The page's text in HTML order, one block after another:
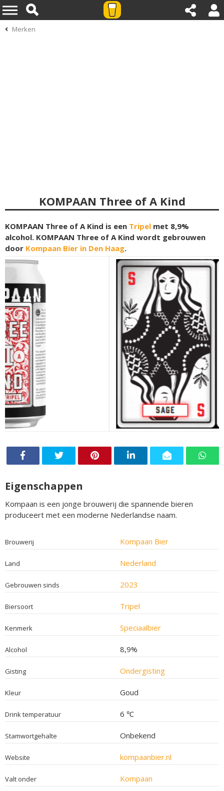
Merken
KOMPAAN Three of A Kind
KOMPAAN Three of A Kind is een Tripel met 8,9%
alcohol. KOMPAAN Three of A Kind wordt gebrouwen
door Kompaan Bier in Den Haag.
Eigenschappen
Kompaan is een jonge brouwerij die spannende bieren
produceert met een moderne Nederlandse naam.
Brouwerij Kompaan Bier
Land Nederland
Gebrouwen sinds 2023
Biersoort Tripel
Kenmerk Speciaalbier
Alcohol 8,9%
Gisting Ondergisting
Kleur Goud
Drink temperatuur 6 ℃
Stamwortgehalte Onbekend
Website kompaanbier.nl
Valt onder Kompaan